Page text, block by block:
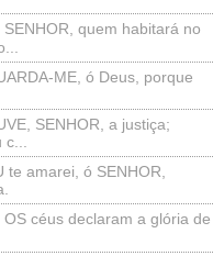
SENHOR, quem habitará no
ME, ó Deus, porque
SENHOR, a justiça;
te amarei, ó SENHOR,
OS céus declaram a glória de